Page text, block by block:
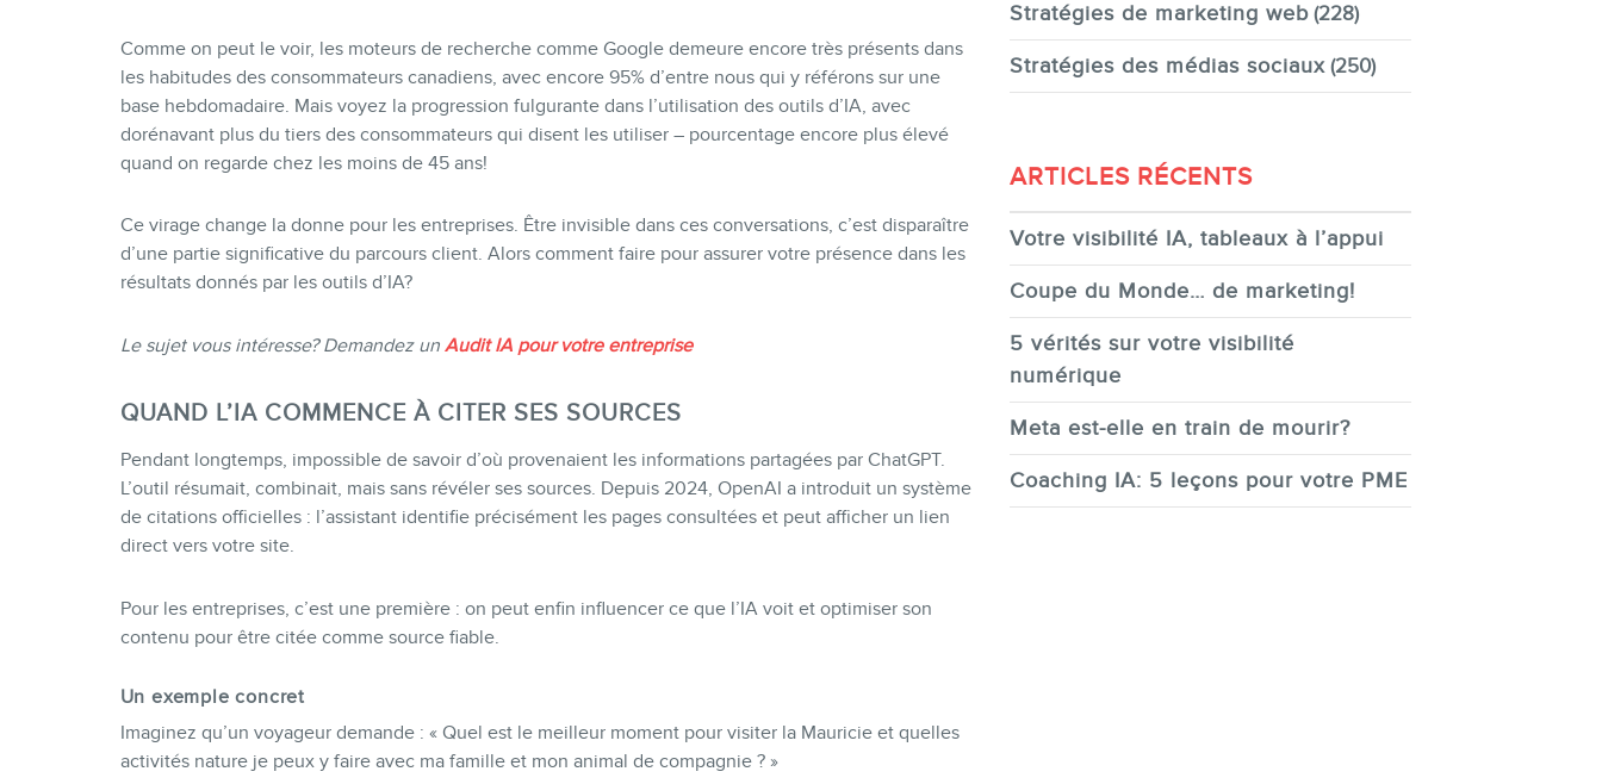
Comme on peut le voir, les moteurs de recherche comme Google demeure encore très présents dans
les habitudes des consommateurs canadiens, avec encore 95% d’entre nous qui y référons sur une
base hebdomadaire. Mais voyez la progression fulgurante dans l’utilisation des outils d’IA, avec
dorénavant plus du tiers des consommateurs qui disent les utiliser – pourcentage encore plus élevé
quand on regarde chez les moins de 45 ans!
Ce virage change la donne pour les entreprises. Être invisible dans ces conversations, c’est disparaître
d’une partie significative du parcours client. Alors comment faire pour assurer votre présence dans les
résultats donnés par les outils d’IA?
Le sujet vous intéresse? Demandez un Audit IA pour votre entreprise
QUAND L’IA COMMENCE À CITER SES SOURCES
Pendant longtemps, impossible de savoir d’où provenaient les informations partagées par ChatGPT.
L’outil résumait, combinait, mais sans révéler ses sources. Depuis 2024, OpenAI a introduit un système
de citations officielles : l’assistant identifie précisément les pages consultées et peut afficher un lien
direct vers votre site.
Pour les entreprises, c’est une première : on peut enfin influencer ce que l’IA voit et optimiser son
contenu pour être citée comme source fiable.
Un exemple concret
Imaginez qu’un voyageur demande : « Quel est le meilleur moment pour visiter la Mauricie et quelles
activités nature je peux y faire avec ma famille et mon animal de compagnie ? »
Stratégies de marketing web(228)
Stratégies des médias sociaux(250)
ARTICLES RÉCENTS
Votre visibilité IA, tableaux à l’appui
Coupe du Monde… de marketing!
5 vérités sur votre visibilité
numérique
Meta est-elle en train de mourir?
Coaching IA: 5 leçons pour votre PME